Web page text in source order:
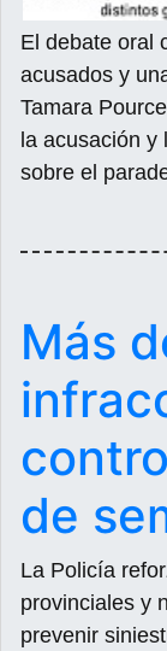
El debate oral
acusados y
Tamara
la acusación
sobre el
Más
de
La Policía
provinciales y
prevenir